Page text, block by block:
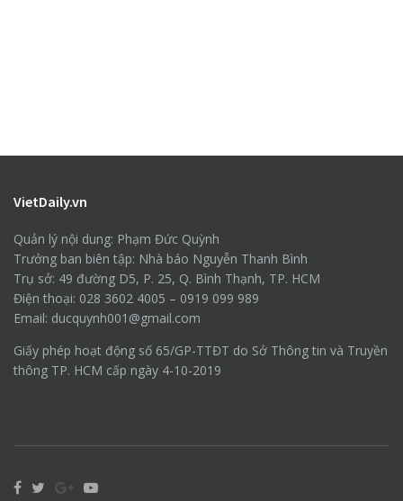
VietDaily.vn
Quản lý nội dung: Phạm Đức Quỳnh
Trưởng ban biên tập: Nhà báo Nguyễn Thanh Bình
Trụ sở: 49 đường D5, P. 25, Q. Bình Thạnh, TP. HCM
Điện thoại: 028 3602 4005 – 0919 099 989
Email: ducquynh001@gmail.com
Giấy phép hoạt động số 65/GP-TTĐT do Sở Thông tin và Truyền
thông TP. HCM cấp ngày 4-10-2019